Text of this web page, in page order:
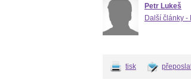
Petr Lukeš
Další články -
tisk